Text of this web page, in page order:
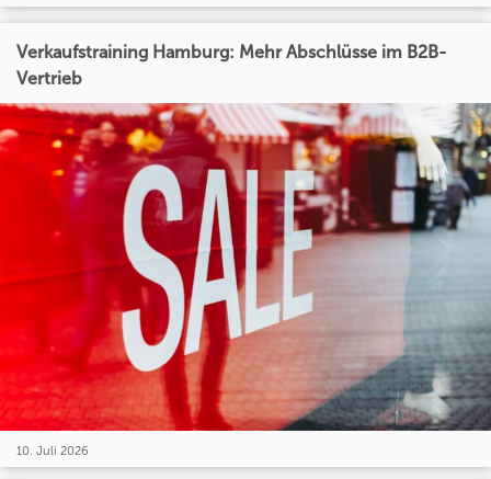
Verkaufstraining Hamburg: Mehr Abschlüsse im B2B-
Vertrieb
10. Juli 2026